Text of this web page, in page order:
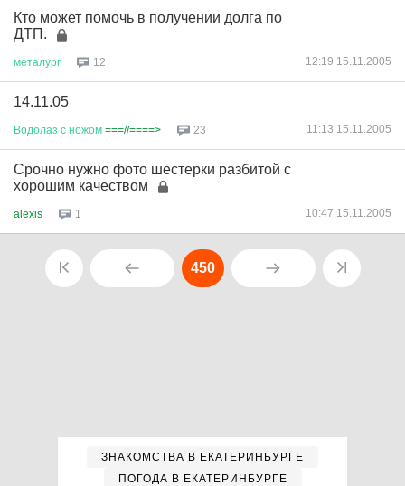
Кто может помочь в получении долга по
ДТП.
металург 12 12:19 15.11.2005
14.11.05
Водолаз с ножом ===//====> 23 11:13 15.11.2005
Срочно нужно фото шестерки разбитой с
хорошим качеством
alexis 1 10:47 15.11.2005
450
ЗНАКОМСТВА В ЕКАТЕРИНБУРГЕ
ПОГОДА В ЕКАТЕРИНБУРГЕ